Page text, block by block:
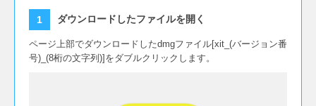
ダウンロードしたファイルを開く
ページ上部でダウンロードしたdmgファイル[xit_(バージョン番
号)_(8桁の文字列)]をダブルクリックします。